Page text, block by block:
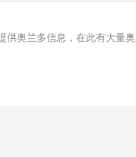
供奥兰多信息，在此有大量